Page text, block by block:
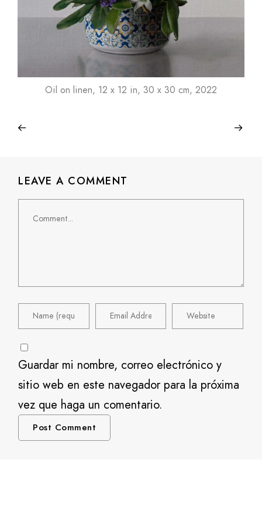
Oil on linen, 12 x 12 in, 30 x 30 cm, 2022
LEAVE A COMMENT
Guardar mi nombre, correo electrónico y
sitio web en este navegador para la próxima
vez que haga un comentario.